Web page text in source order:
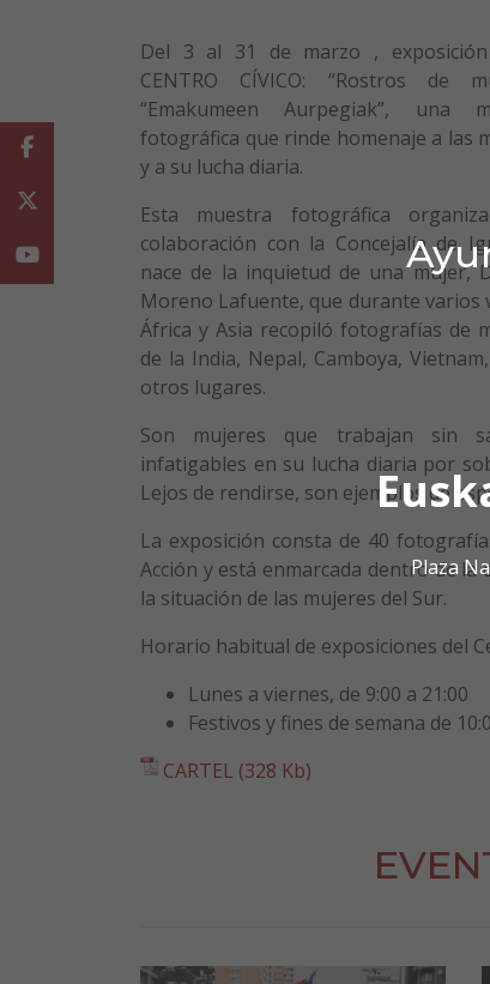
Plaza
Del 3 al 31 de marzo ,
CENTRO CÍVICO: “Rostros de
“Emakumeen Aurpegiak”, una
fotográfica que rinde homenaje a las
y a su lucha diaria.
Esta muestra fotográfica
colaboración con la Concejalía de
nace de la inquietud de una mujer,
Moreno Lafuente, que durante varios
África y Asia recopiló fotografías de
de la India, Nepal, Camboya,
otros lugares.
Son mujeres que trabajan sin
infatigables en su lucha diaria por
Lejos de rendirse, son ejemplos de
La exposición consta de 40
Acción y está enmarcada dentro de la
la situación de las mujeres del Sur.
Horario habitual de exposiciones del
Lunes a viernes, de 9:00 a 21:00
Festivos y fines de semana de
CARTEL (328 Kb)
Facebook
Youtube